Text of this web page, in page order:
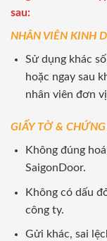
sau:
NHÂN VIÊN KINH
Sử dụng khác
hoặc ngay sau
nhân viên đơn
GIẤY TỜ &
Không đúng
SaigonDoor.
Không có dấu
công ty.
Gửi khác, sai